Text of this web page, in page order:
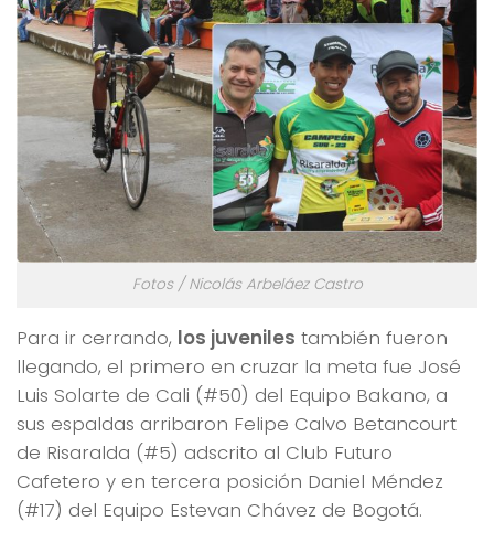
Fotos / Nicolás Arbeláez Castro
Para ir cerrando, los juveniles también fueron
llegando, el primero en cruzar la meta fue José
Luis Solarte de Cali (#50) del Equipo Bakano, a
sus espaldas arribaron Felipe Calvo Betancourt
de Risaralda (#5) adscrito al Club Futuro
Cafetero y en tercera posición Daniel Méndez
(#17) del Equipo Estevan Chávez de Bogotá.